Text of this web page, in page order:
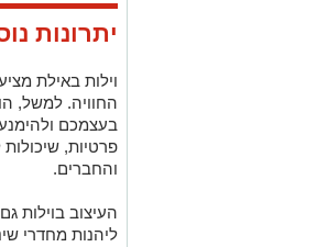
יתרונות
וילות באילת
החוויה. למשל,
בעצמכם ולהימנע
פרטיות,
והחברים.
העיצוב בוילות
ליהנות מחדרי